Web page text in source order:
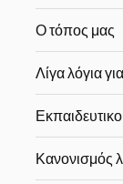
Ο τόπος μας
Λίγα λόγια
Κανονισμός